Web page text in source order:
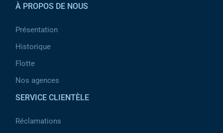
À PROPOS DE NOUS
Présentation
Historique
Flotte
Nos agences
SERVICE CLIENTÈLE
Réclamations